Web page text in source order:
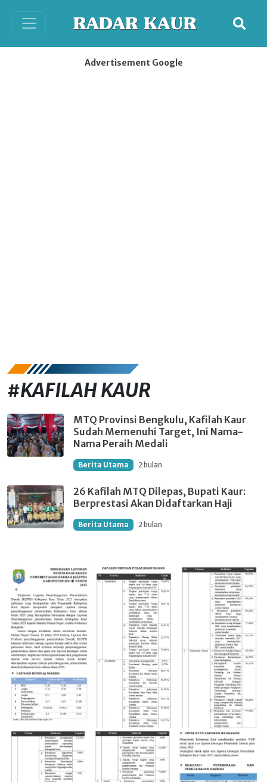
Advertisement Google
#KAFILAH KAUR
MTQ Provinsi Bengkulu, Kafilah Kaur
Sudah Memenuhi Target, Ini Nama-
Nama Peraih Medali
Berita Utama 2 bulan
26 Kafilah MTQ Dilepas, Bupati Kaur:
Berprestasi Akan Didaftarkan Haji
Berita Utama 2 bulan